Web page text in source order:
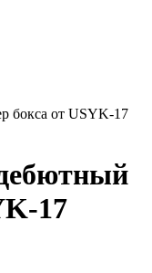
бокса от USYK-17
17